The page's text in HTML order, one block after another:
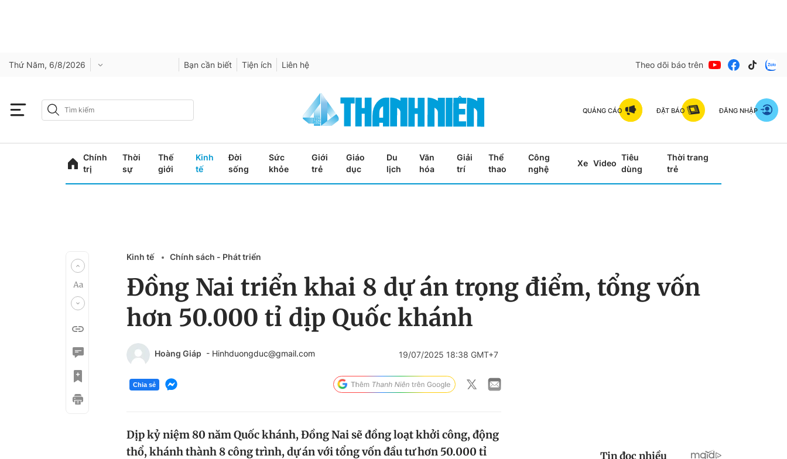
Thứ Năm, 6/8/2026 Bạn cần biết Tiện ích Liên hệ Theo dõi báo trên
QUẢNG CÁO ĐẶT BÁO ĐĂNG NHẬP
Chính
trị
Thời
sự
Thế
giới
Kinh
tế
Đời
sống
Sức
khỏe
Giới
trẻ
Giáo
dục
Du
lịch
Văn
hóa
Giải
trí
Thể
thao
Công
nghệ
Xe Video
Tiêu
dùng
Thời trang
trẻ
Kinh tế Chính sách - Phát triển
Đồng Nai triển khai 8 dự án trọng điểm, tổng vốn
hơn 50.000 tỉ dịp Quốc khánh
Hoàng Giáp - Hinhduongduc@gmail.com 19/07/2025 18:38 GMT+7
Chia sẻ
Dịp kỷ niệm 80 năm Quốc khánh, Đồng Nai sẽ đồng loạt khởi công, động
thổ, khánh thành 8 công trình, dự án với tổng vốn đầu tư hơn 50.000 tỉ